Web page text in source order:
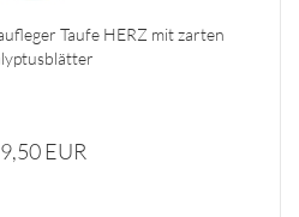
Taufe HERZ mit zarten
EUR